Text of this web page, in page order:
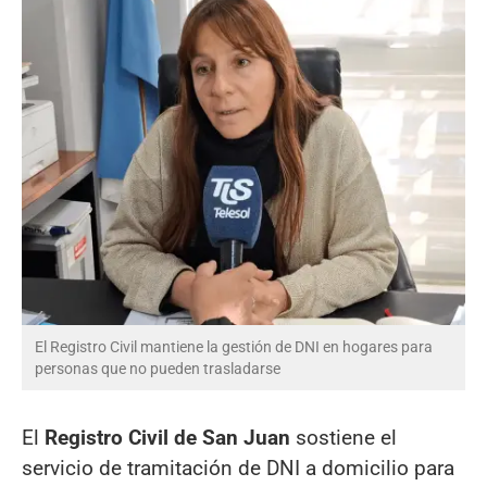
El Registro Civil mantiene la gestión de DNI en hogares para
personas que no pueden trasladarse
El Registro Civil de San Juan sostiene el
servicio de tramitación de DNI a domicilio para